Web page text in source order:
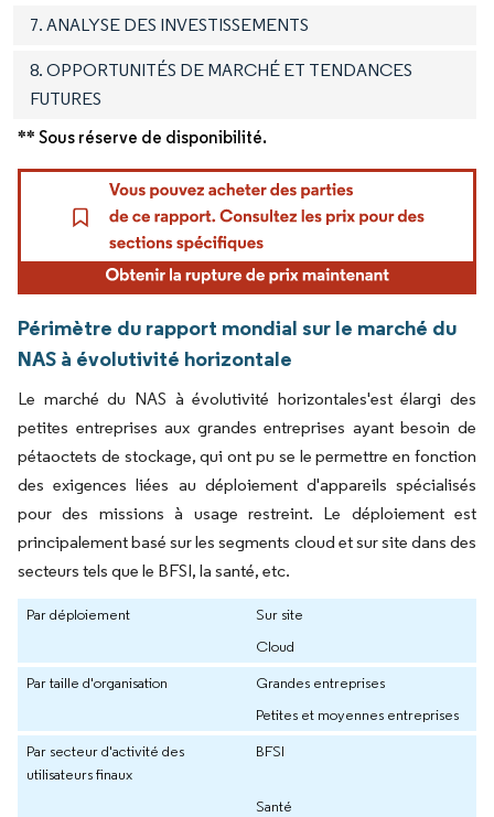
7. ANALYSE DES INVESTISSEMENTS
8. OPPORTUNITÉS DE MARCHÉ ET TENDANCES
FUTURES
** Sous réserve de disponibilité.
Périmètre du rapport mondial sur le marché du
NAS à évolutivité horizontale
Le marché du NAS à évolutivité horizontales'est élargi des
petites entreprises aux grandes entreprises ayant besoin de
pétaoctets de stockage, qui ont pu se le permettre en fonction
des exigences liées au déploiement d'appareils spécialisés
pour des missions à usage restreint. Le déploiement est
principalement basé sur les segments cloud et sur site dans des
secteurs tels que le BFSI, la santé, etc.
Par déploiement
Sur site
Cloud
Par taille d'organisation
Grandes entreprises
Petites et moyennes entreprises
Par secteur d'activité des
utilisateurs finaux
BFSI
Santé